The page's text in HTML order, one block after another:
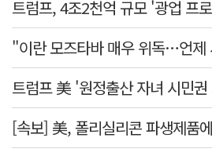
트럼프 美 '원정출산 자녀 시민